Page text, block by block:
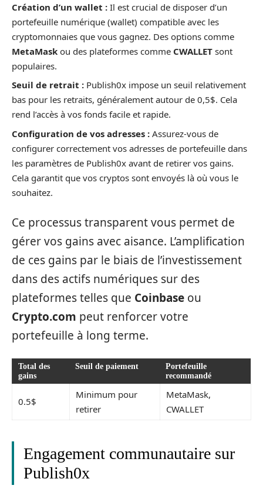
Création d’un wallet : Il est crucial de disposer d’un
portefeuille numérique (wallet) compatible avec les
cryptomonnaies que vous gagnez. Des options comme
MetaMask ou des plateformes comme CWALLET sont
populaires.
Seuil de retrait : Publish0x impose un seuil relativement
bas pour les retraits, généralement autour de 0,5$. Cela
rend l’accès à vos fonds facile et rapide.
Configuration de vos adresses : Assurez-vous de
configurer correctement vos adresses de portefeuille dans
les paramètres de Publish0x avant de retirer vos gains.
Cela garantit que vos cryptos sont envoyés là où vous le
souhaitez.
Ce processus transparent vous permet de
gérer vos gains avec aisance. L’amplification
de ces gains par le biais de l’investissement
dans des actifs numériques sur des
plateformes telles que Coinbase ou
Crypto.com peut renforcer votre
portefeuille à long terme.
Total des
gains
Seuil de paiement
Portefeuille
recommandé
0.5$
Minimum pour
retirer
MetaMask,
CWALLET
Engagement communautaire sur
Publish0x